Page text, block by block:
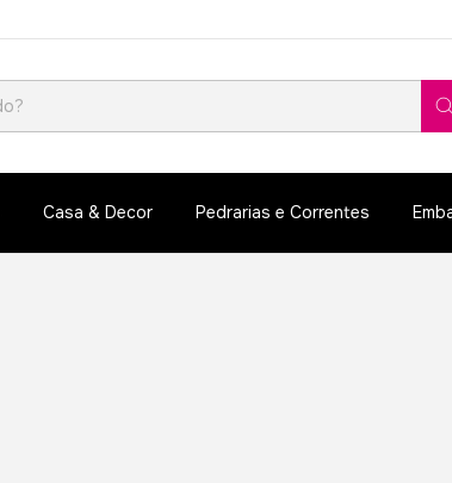
Casa & Decor Pedrarias e Correntes